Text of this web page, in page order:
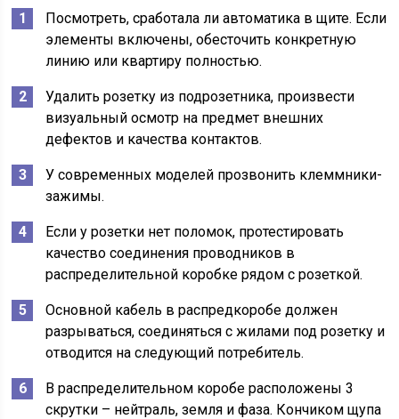
Посмотреть, сработала ли автоматика в щите. Если
элементы включены, обесточить конкретную
линию или квартиру полностью.
Удалить розетку из подрозетника, произвести
визуальный осмотр на предмет внешних
дефектов и качества контактов.
У современных моделей прозвонить клеммники-
зажимы.
Если у розетки нет поломок, протестировать
качество соединения проводников в
распределительной коробке рядом с розеткой.
Основной кабель в распредкоробе должен
разрываться, соединяться с жилами под розетку и
отводится на следующий потребитель.
В распределительном коробе расположены 3
скрутки – нейтраль, земля и фаза. Кончиком щупа